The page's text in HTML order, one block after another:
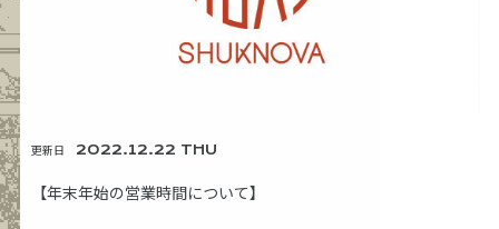
更新日 2022.12.22 THU
【年末年始の営業時間について】